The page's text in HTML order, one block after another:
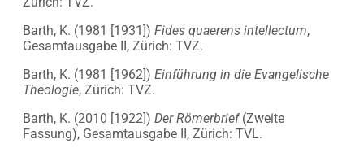
Barth, K. (1981 [1931]) Fides quaerens intellectum,
Gesamtausgabe II, Zürich: TVZ.
Barth, K. (1981 [1962]) Einführung in die Evangelische
Theologie, Zürich: TVZ.
Barth, K. (2010 [1922]) Der Römerbrief(Zweite
Fassung), Gesamtausgabe II, Zürich: TVL.